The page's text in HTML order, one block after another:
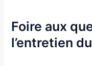
Foire aux
l’entretien